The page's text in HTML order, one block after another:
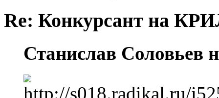
Re: Конкурсант на
Станислав Соловьев